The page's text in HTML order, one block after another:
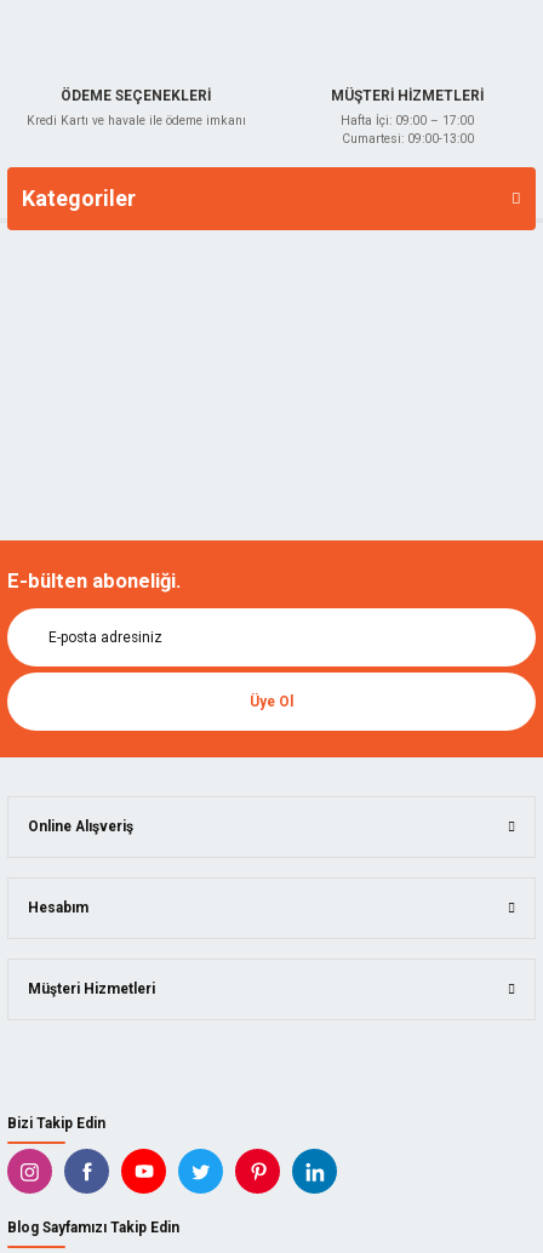
ÖDEME SEÇENEKLERİ
Kredi Kartı ve havale ile ödeme imkanı
MÜŞTERİ HİZMETLERİ
Hafta İçi: 09:00 – 17:00
Cumartesi: 09:00-13:00
Kategoriler
Markalar
E-bülten aboneliği.
Üye Ol
Bizi Takip Edin
Blog Sayfamızı Takip Edin
Online Alışveriş
Hesabım
Müşteri Hizmetleri